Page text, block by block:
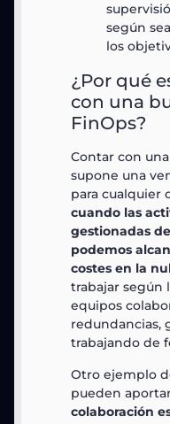
según
los
¿Por qué
con una
FinOps?
Contar con
supone una
para cualquier
cuando las
gestionadas
podemos
costes en la
trabajar según
equipos
redundancias,
trabajando de
Otro ejemplo
pueden
colaboración